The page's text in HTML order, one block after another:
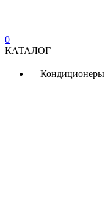
0
КАТАЛОГ
Кондиционеры